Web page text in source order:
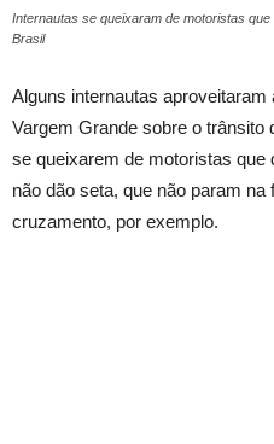
Internautas se queixaram de motoristas
Brasil
Alguns internautas
Vargem Grande sobre o trânsito
se queixarem de motoristas que
não dão seta, que não param
cruzamento, por exemplo.